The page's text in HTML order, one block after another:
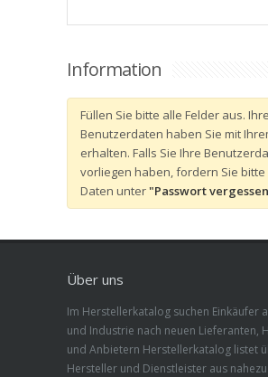
Information
Füllen Sie bitte alle Felder aus. Ihre
Benutzerdaten haben Sie mit
erhalten. Falls Sie Ihre
vorliegen haben, fordern Sie bitte
Daten unter"Passwort
Über uns
Im Herstellerkatalog suchen Einkäufer
und Industrie nach neuen Lieferanten,
und Anbietern Herstellerkatalog listet
Hersteller und Dienstleister aus